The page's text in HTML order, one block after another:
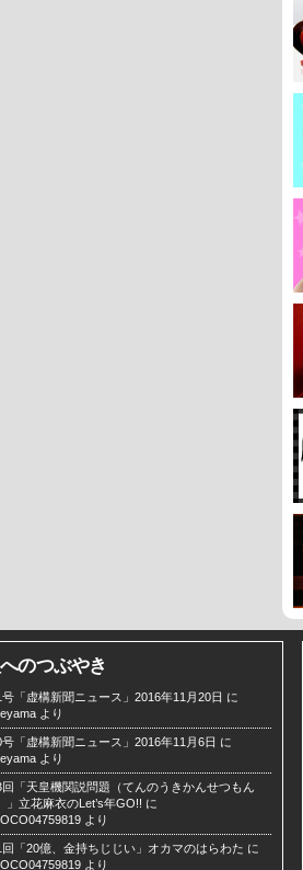
のつぶやき
「虚構新聞ニュース」2016年11月20日 に
より
「虚構新聞ニュース」2016年11月6日 に
より
回「天皇機関説問題（てんのうきかんせつもん
」立花麻衣のLet’s年GO!! に
より
回「20億、金持ちじじい」オカマのはらわた に
より